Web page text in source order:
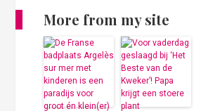
More from my site